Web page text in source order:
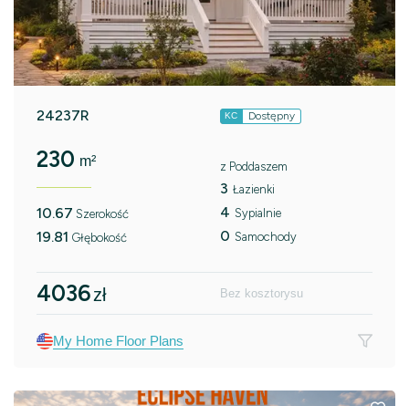
24237R KC Dostępny
230 m²
10.67 Szerokość
19.81 Głębokość
z Poddaszem
3 Łazienki
4 Sypialnie
0 Samochody
4036zł Bez kosztorysu
My Home Floor Plans